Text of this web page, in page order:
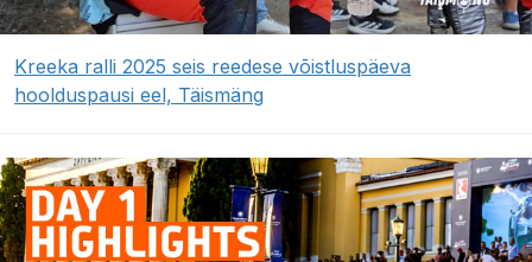
Kreeka ralli 2025 seis reedese võistluspäeva
hoolduspausi eel, Täismäng